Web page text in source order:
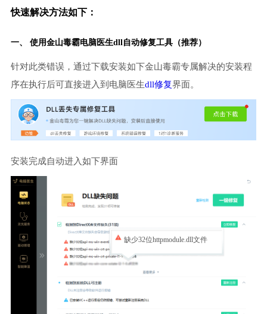
快速解决方法如下：
一、 使用金山毒霸电脑医生dll自动修复工具（推荐）
针对此类错误，通过下载安装如下金山毒霸专属解决的安装程
序在执行后可直接进入到电脑医生dll修复界面。
安装完成自动进入如下界面
缺少32位httpmodule.dll文件